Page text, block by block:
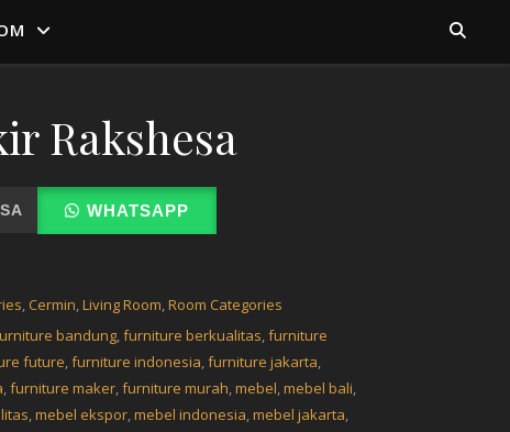
Rakshesa
WHATSAPP
, Cermin,Living Room,Room Categories
bandung,furniture berkualitas,furniture
future,furniture indonesia,furniture jakarta,
,furniture maker,furniture murah,mebel,mebel bali,
,mebel ekspor,mebel indonesia,mebel jakarta,